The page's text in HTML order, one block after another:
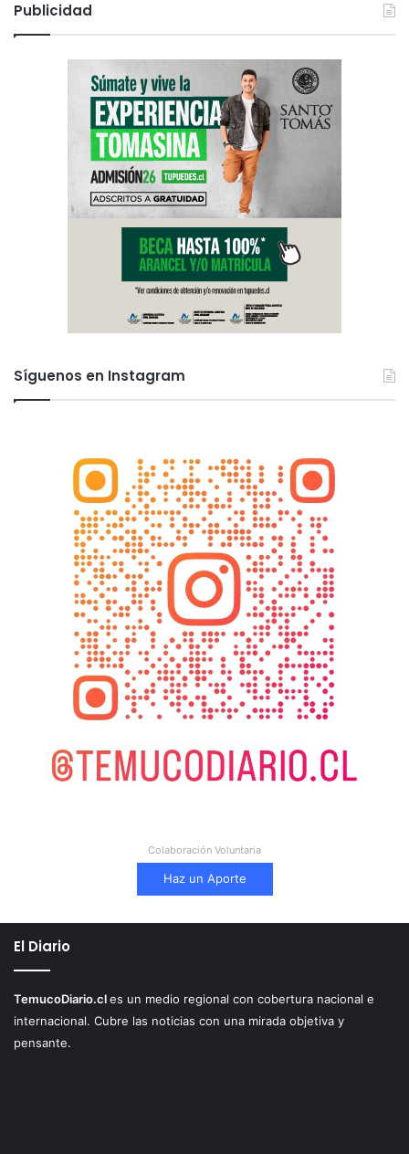
Publicidad
Síguenos en Instagram
Colaboración Voluntaria
Haz un Aporte
El Diario
TemucoDiario.cles un medio regional con cobertura nacional e
internacional. Cubre las noticias con una mirada objetiva y
pensante.